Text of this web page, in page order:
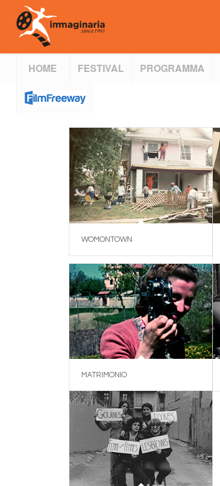
HOME FESTIVAL PROGRAMMA
WOMONTOWN
MATRIMONIO